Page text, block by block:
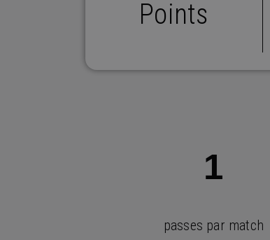
Points
1
passes par match